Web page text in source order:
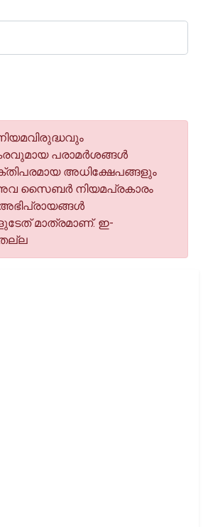
പരാമര്‍ശങ്ങള്‍
അധിക്ഷേപങ്ങളും
സൈബര്‍ നിയമപ്രകാരം
മാത്രമാണ്. ഇ-